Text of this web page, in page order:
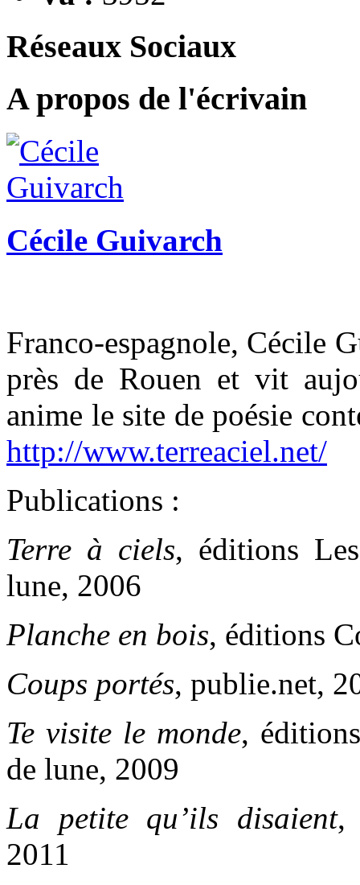
Réseaux Sociaux
A propos de l'écrivain
Cécile Guivarch
Franco-espagnole, Cécile
près de Rouen et vit
anime le site de poésie
http://www.terreaciel.net/
Publications :
Terre à ciels, éditions
lune, 2006
Planche en bois, éditions
Coups portés, publie.net,
Te visite le monde,
de lune, 2009
La petite qu’ils disaient,
2011